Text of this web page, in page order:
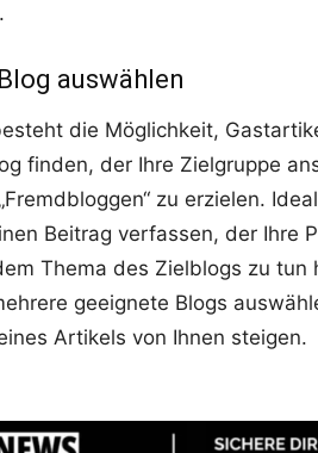
auswählen
die Möglichkeit,
finden, der Ihre Zielgruppe
zu erzielen.
Beitrag verfassen, der Ihre
Thema des Zielblogs zu
geeignete Blogs
Artikels von Ihnen steigen.